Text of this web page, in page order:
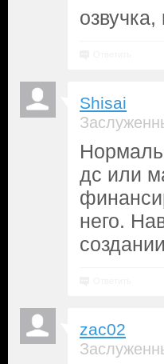
Shisai
дс или
него.
zac02